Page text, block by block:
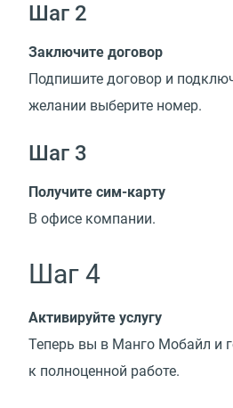
Шаг 2
Заключите договор
Подпишите договор и
желании выберите номер.
Шаг 3
Получите сим-карту
В офисе компании.
Шаг 4
Активируйте услугу
Теперь вы в Манго Мобайл и
к полноценной работе.